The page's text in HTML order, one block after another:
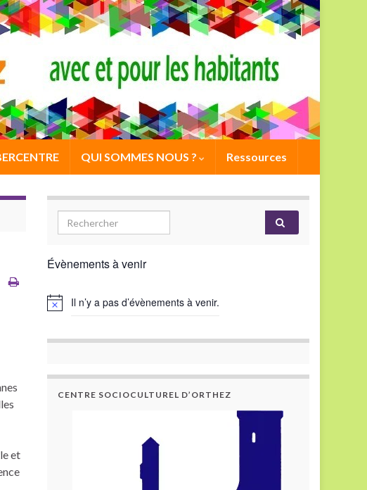
QUI SOMMES NOUS ? Ressources
et
Évènements à venir
Il n’y a pas d’évènements à venir.
CENTRE SOCIOCULTUREL D’ORTHEZ